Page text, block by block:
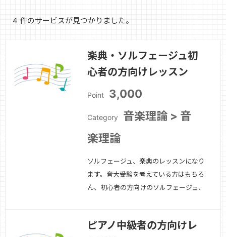
4 件のサービスが見つかりました。
楽典・ソルフェージュ初
心者の方向けレッスン
Point 3,000
Category
音楽理論 > 音
楽理論
ソルフェージュ、楽典のレッスンになり
ます。音大受験を考えている方はもちろ
ん、初心者の方向けのソルフェージュ、
ピアノ中級者の方向けレ